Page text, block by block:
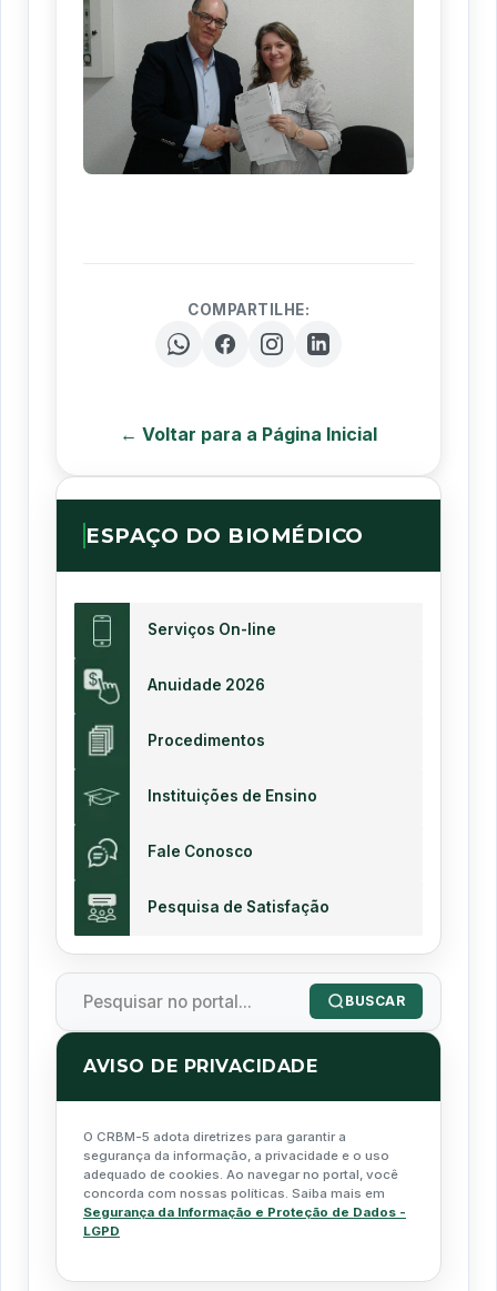
COMPARTILHE:
← Voltar para a Página Inicial
ESPAÇO DO BIOMÉDICO
Serviços On-line
Anuidade 2026
Procedimentos
Instituições de Ensino
Fale Conosco
Pesquisa de Satisfação
BUSCAR
AVISO DE PRIVACIDADE
O CRBM-5 adota diretrizes para garantir a
segurança da informação, a privacidade e o uso
adequado de cookies. Ao navegar no portal, você
concorda com nossas políticas. Saiba mais em
Segurança da Informação e Proteção de Dados -
LGPD